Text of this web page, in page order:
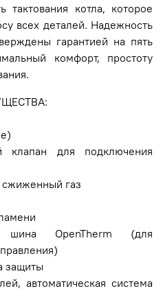
тактования котла, которое
всех деталей. Надежность
гарантией на пять
комфорт, простоту
клапан для подключения
газ
шина OpenTherm (для
защиты
автоматическая система